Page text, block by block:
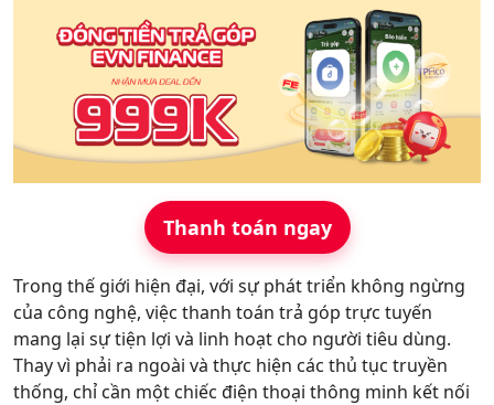
Thanh toán ngay
Trong thế giới hiện đại, với sự phát triển không ngừng
của công nghệ, việc thanh toán trả góp trực tuyến
mang lại sự tiện lợi và linh hoạt cho người tiêu dùng.
Thay vì phải ra ngoài và thực hiện các thủ tục truyền
thống, chỉ cần một chiếc điện thoại thông minh kết nối